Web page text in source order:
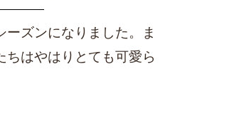
ズンになりました。ま
ちはやはりとても可愛ら